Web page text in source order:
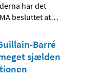
har det
besluttet at…
Barré
sjælden